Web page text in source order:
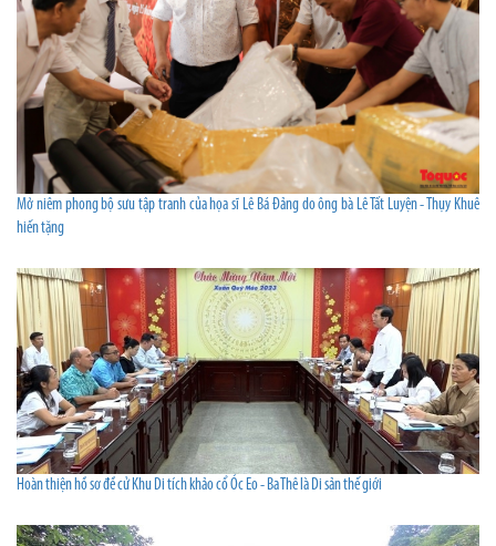
Mở niêm phong bộ sưu tập tranh của họa sĩ Lê Bá Đảng do ông bà Lê Tất Luyện - Thụy Khuê
hiến tặng
Hoàn thiện hồ sơ đề cử Khu Di tích khảo cổ Óc Eo - Ba Thê là Di sản thế giới